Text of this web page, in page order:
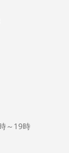
～19時